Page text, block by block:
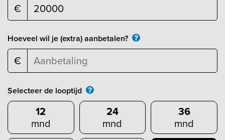
€
Hoeveel wil je (extra) aanbetalen?
€
Selecteer de looptijd
12
mnd
24
mnd
36
mnd